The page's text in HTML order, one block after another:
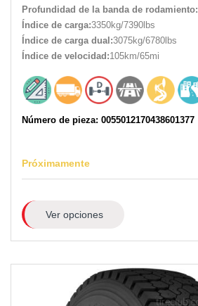
Profundidad de la banda de rodamiento:
Índice de carga:3350kg/7390lbs
Índice de carga dual:3075kg/6780lbs
Índice de velocidad:105km/65mi
Número de pieza: 0055012170438601377
Próximamente
Ver opciones